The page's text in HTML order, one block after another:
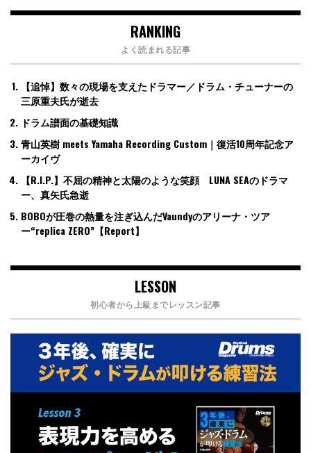
RANKING
よく読まれる記事
【追悼】数々の現場を支えたドラマー／ドラム・チューナーの
三原重夫氏が逝去
ドラム譜面の基礎知識
青山英樹 meets Yamaha Recording Custom｜復活10周年記念ア
ーカイヴ
【R.I.P.】不屈の精神と太陽のような笑顔 LUNA SEAのドラマ
ー、真矢氏急逝
BOBOが圧巻の熱量を注ぎ込んだVaundyのアリーナ・ツア
ー“replica ZERO”【Report】
LESSON
初心者から上級までレッスン記事